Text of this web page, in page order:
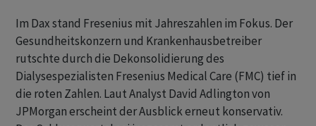
Im Dax stand Fresenius mit Jahreszahlen im Fokus. Der
Gesundheitskonzern und Krankenhausbetreiber
rutschte durch die Dekonsolidierung des
Dialysespezialisten Fresenius Medical Care (FMC) tief in
die roten Zahlen. Laut Analyst David Adlington von
JPMorgan erscheint der Ausblick erneut konservativ.